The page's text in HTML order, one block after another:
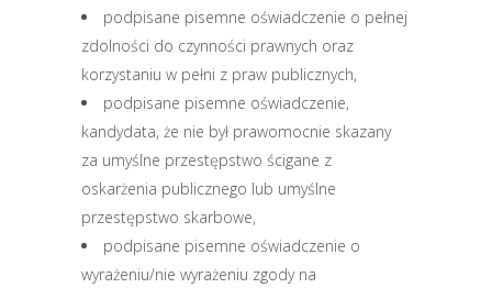
podpisane pisemne oświadczenie o pełnej
zdolności do czynności prawnych oraz
korzystaniu w pełni z praw publicznych,
podpisane pisemne oświadczenie,
kandydata, że nie był prawomocnie skazany
za umyślne przestępstwo ścigane z
oskarżenia publicznego lub umyślne
przestępstwo skarbowe,
podpisane pisemne oświadczenie o
wyrażeniu/nie wyrażeniu zgody na